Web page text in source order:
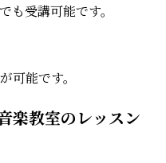
も受講可能です。
可能です。
楽教室のレッスン